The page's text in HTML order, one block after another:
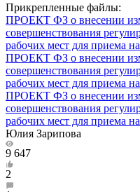
Прикрепленные файлы:
ПРОЕКТ ФЗ о внесении
совершенствования
рабочих мест для приема
ПРОЕКТ ФЗ о внесении
совершенствования
рабочих мест для приема
ПРОЕКТ ФЗ о внесении
совершенствования
рабочих мест для приема
Юлия Зарипова
9 647
2